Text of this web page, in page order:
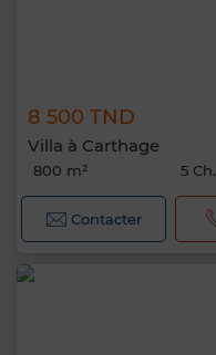
8 500 TND
Villa à Carthage
800 m² 5 Ch.
Contacter